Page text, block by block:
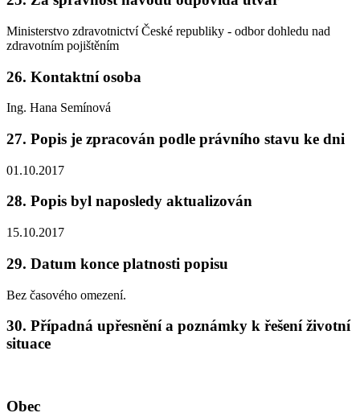
Ministerstvo zdravotnictví České republiky - odbor dohledu nad
zdravotním pojištěním
26. Kontaktní osoba
Ing. Hana Semínová
27. Popis je zpracován podle právního stavu ke dni
01.10.2017
28. Popis byl naposledy aktualizován
15.10.2017
29. Datum konce platnosti popisu
Bez časového omezení.
30. Případná upřesnění a poznámky k řešení životní
situace
Obec